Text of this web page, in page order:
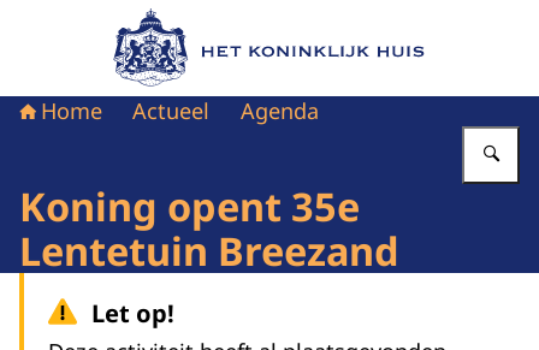
Naar de homepage van Het Koninklijk Huis
Home Actueel Agenda
Koning opent 35e
Lentetuin Breezand
Let op!